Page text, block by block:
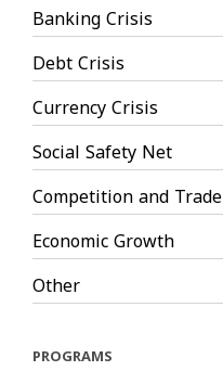
Banking Crisis
Debt Crisis
Currency Crisis
Social Safety Net
Competition and Trade
Economic Growth
Other
PROGRAMS